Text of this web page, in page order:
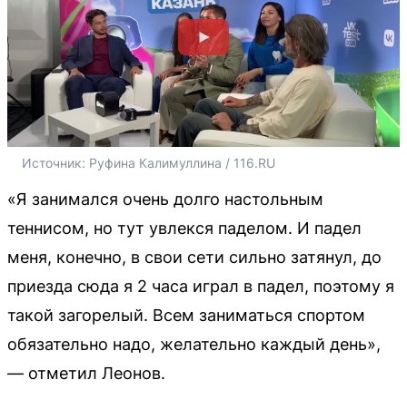
Источник: Руфина Калимуллина / 116.RU
«Я занимался очень долго настольным
теннисом, но тут увлекся паделом. И падел
меня, конечно, в свои сети сильно затянул, до
приезда сюда я 2 часа играл в падел, поэтому я
такой загорелый. Всем заниматься спортом
обязательно надо, желательно каждый день»,
— отметил Леонов.